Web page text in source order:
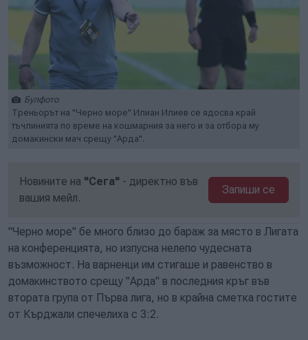
Булфото
Треньорът на "Черно море" Илиан Илиев се ядосва край
тъчлинията по време на кошмарния за него и за отбора му
домакински мач срещу "Арда".
Новините на "Сега" - директно във
вашия мейл.
Запиши се
"Черно море" бе много близо до бараж за място в Лигата
на конференцията, но изпусна нелепо чудесната
възможност. На варненци им стигаше и равенство в
домакинството срещу "Арда" в последния кръг във
втората група от Първа лига, но в крайна сметка гостите
от Кърджали спечелиха с 3:2.